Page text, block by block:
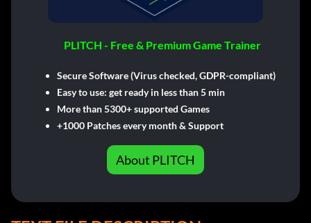
PLITCH - Free & Premium Game Trainer
Secure Software (Virus checked, GDPR-compliant)
Easy to use: get ready in less than 5 min
More than 5300+ supported Games
+1000 Patches every month & Support
About PLITCH